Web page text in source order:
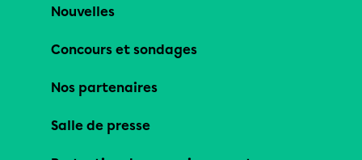
Nouvelles
Concours et sondages
Nos partenaires
Salle de presse